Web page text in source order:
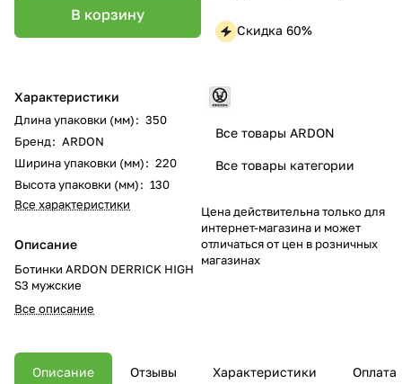
В корзину
Характеристики
Длина упаковки (мм): 350
Бренд: ARDON
Ширина упаковки (мм): 220
Высота упаковки (мм): 130
Все характеристики
Описание
Ботинки ARDON DERRICK HIGH
S3 мужские
Все описание
Скидка 60%
Все товары ARDON
Все товары категории
Цена действительна только для
интернет-магазина и может
отличаться от цен в розничных
магазинах
Описание Отзывы Характеристики Оплата